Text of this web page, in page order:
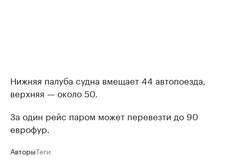
Нижняя палуба судна вмещает 44 автопоезда,
верхняя — около 50.
За один рейс паром может перевезти до 90
еврофур.
АвторыТеги